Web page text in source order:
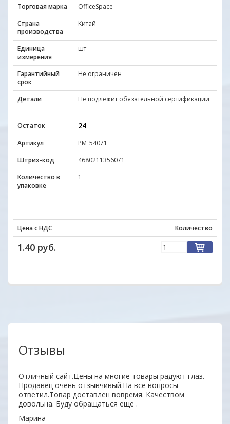
Торговая марка
OfficeSpace
Страна
производства
Китай
Единица
измерения
шт
Гарантийный
срок
Не ограничен
Детали Не подлежит обязательной сертификации
Остаток 24
Артикул
PM_54071
Штрих-код
4680211356071
Количество в
упаковке
1
Цена с НДС Количество
1.40 руб.
Отзывы
Отличный сайт.Цены на многие товары радуют глаз.
Продавец очень отзывчивый.На все вопросы
ответил.Товар доставлен вовремя. Качеством
довольна. Буду обращаться еще .
Марина